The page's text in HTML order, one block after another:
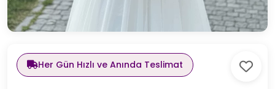
Her Gün Hızlı ve Anında Teslimat